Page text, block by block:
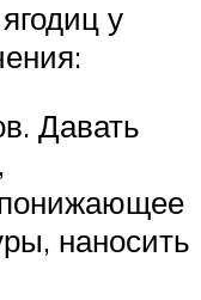
у
Давать
наносить